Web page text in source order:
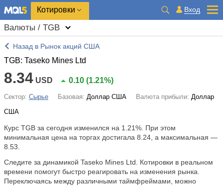
Котировки Вход
Валюты / TGB
Назад в Рынок акций США
TGB: Taseko Mines Ltd
8.34 USD 0.10 (1.21%)
Сектор: Сырье Базовая: Доллар США Валюта прибыли: Доллар
США
Курс TGB за сегодня изменился на 1.21% . При этом
минимальная цена на торгах достигала 8.24, а максимальная —
8.53.
Следите за динамикой Taseko Mines Ltd. Котировки в реальном
времени помогут быстро реагировать на изменения рынка.
Переключаясь между различными таймфреймами, можно